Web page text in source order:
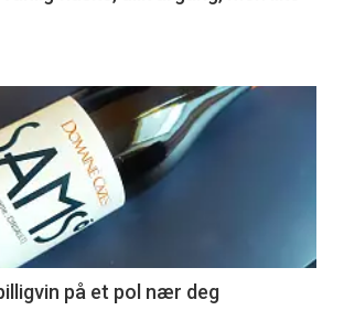
på et pol nær deg